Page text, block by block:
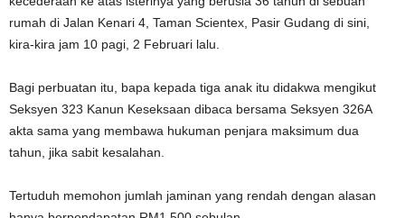
rumah di Jalan Kenari 4, Taman Scientex, Pasir Gudang di sini,
kira-kira jam 10 pagi, 2 Februari lalu.
Bagi perbuatan itu, bapa kepada tiga anak itu didakwa mengikut
Seksyen 323 Kanun Keseksaan dibaca bersama Seksyen 326A
akta sama yang membawa hukuman penjara maksimum dua
tahun, jika sabit kesalahan.
Tertuduh memohon jumlah jaminan yang rendah dengan alasan